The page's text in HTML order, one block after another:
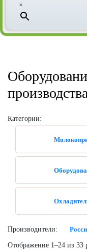
×
производства
Категории:
Производители:
Отображение 1–24 из 33